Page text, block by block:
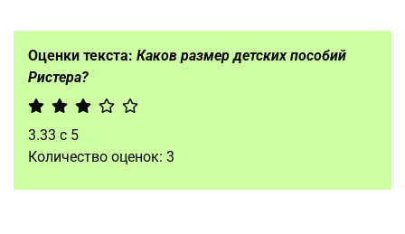
Оценки текста: Каков размер детских пособий
Ристера?
3.33 с 5
Количество оценок: 3